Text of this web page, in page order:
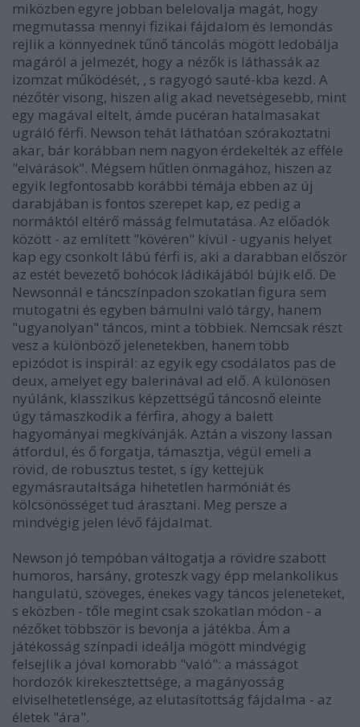
miközben egyre jobban belelovalja magát, hogy
megmutassa mennyi fizikai fájdalom és lemondás
rejlik a könnyednek tűnő táncolás mögött ledobálja
magáról a jelmezét, hogy a nézők is láthassák az
izomzat működését, , s ragyogó sauté-kba kezd. A
nézőtér visong, hiszen alig akad nevetségesebb, mint
egy magával eltelt, ámde pucéran hatalmasakat
ugráló férfi. Newson tehát láthatóan szórakoztatni
akar, bár korábban nem nagyon érdekelték az efféle
"elvárások". Mégsem hűtlen önmagához, hiszen az
egyik legfontosabb korábbi témája ebben az új
darabjában is fontos szerepet kap, ez pedig a
normáktól eltérő másság felmutatása. Az előadók
között - az említett "kövéren" kívül - ugyanis helyet
kap egy csonkolt lábú férfi is, aki a darabban először
az estét bevezető bohócok ládikájából bújik elő. De
Newsonnál e táncszínpadon szokatlan figura sem
mutogatni és egyben bámulni való tárgy, hanem
"ugyanolyan" táncos, mint a többiek. Nemcsak részt
vesz a különböző jelenetekben, hanem több
epizódot is inspirál: az egyik egy csodálatos pas de
deux, amelyet egy balerinával ad elő. A különösen
nyúlánk, klasszikus képzettségű táncosnő eleinte
úgy támaszkodik a férfira, ahogy a balett
hagyományai megkívánják. Aztán a viszony lassan
átfordul, és ő forgatja, támasztja, végül emeli a
rövid, de robusztus testet, s így kettejük
egymásrautaltsága hihetetlen harmóniát és
kölcsönösséget tud árasztani. Meg persze a
mindvégig jelen lévő fájdalmat.
Newson jó tempóban váltogatja a rövidre szabott
humoros, harsány, groteszk vagy épp melankolikus
hangulatú, szöveges, énekes vagy táncos jeleneteket,
s eközben - tőle megint csak szokatlan módon - a
nézőket többször is bevonja a játékba. Ám a
játékosság színpadi ideálja mögött mindvégig
felsejlik a jóval komorabb "való": a másságot
hordozók kirekesztettsége, a magányosság
elviselhetetlensége, az elutasítottság fájdalma - az
életek "ára".